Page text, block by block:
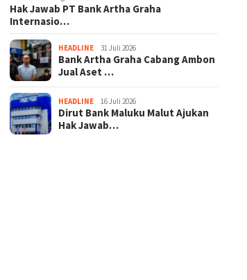
Hak Jawab PT Bank Artha Graha
Internasio…
HEADLINE 31 Juli 2026
Bank Artha Graha Cabang Ambon
Jual Aset …
HEADLINE 16 Juli 2026
Dirut Bank Maluku Malut Ajukan
Hak Jawab…